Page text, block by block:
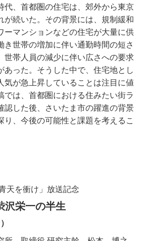
代、首都圏の住宅は、郊外から東京
が続いた。その背景には、規制緩和
ーマンションなどの住宅が大量に供
き世帯の増加に伴い通勤時間の短さ
世帯人員の減少に伴い広さへの要求
あった。そうした中で、住宅地とし
気が急上昇していることは注目に値
では、首都圏における住みたい街ラ
認した後、さいたま市の躍進の背景
り、今後の可能性と課題を考えるこ
天を衝け」放送記念
沢栄一の半生